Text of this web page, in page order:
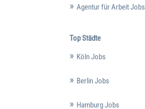
Agentur für Arbeit Jobs
Top Städte
Köln Jobs
Berlin Jobs
Hamburg Jobs